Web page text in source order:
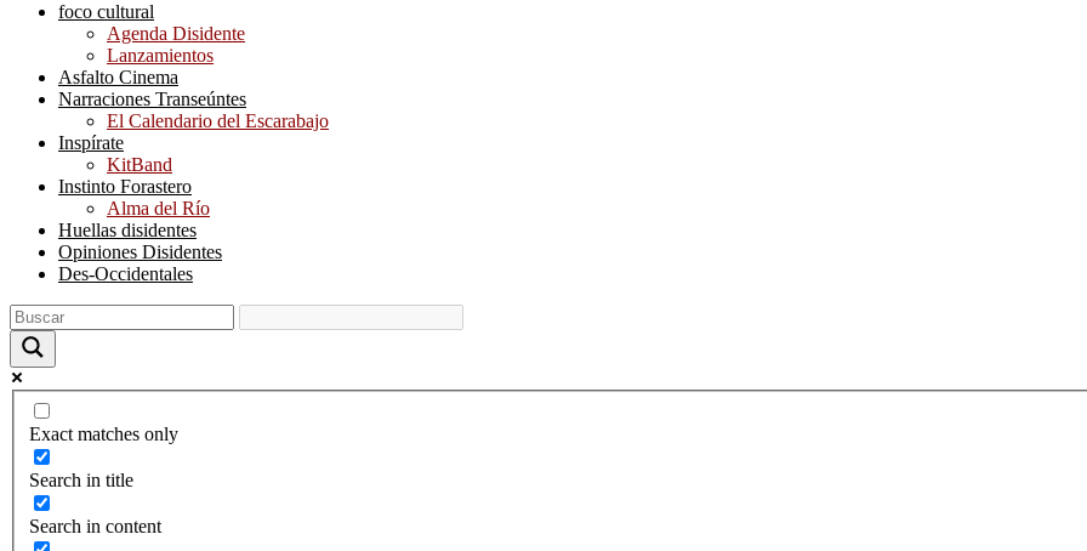
foco cultural
Agenda Disidente
Lanzamientos
Asfalto Cinema
Narraciones Transeúntes
El Calendario del Escarabajo
Inspírate
KitBand
Instinto Forastero
Alma del Río
Huellas disidentes
Opiniones Disidentes
Des-Occidentales
Exact matches only
Search in title
Search in content